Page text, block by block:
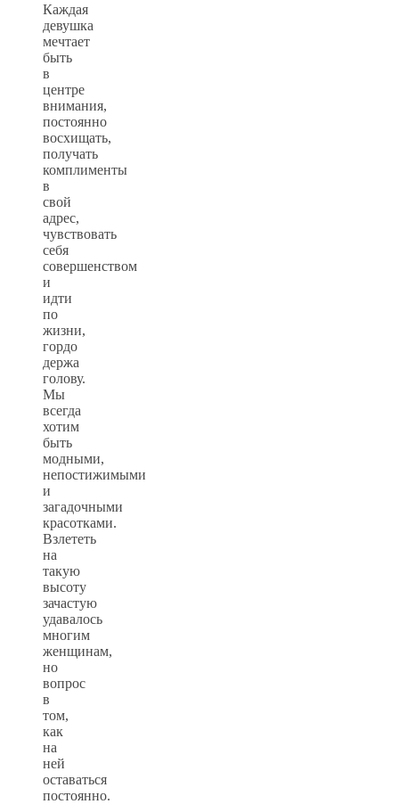
Каждая
девушка
мечтает
быть
в
центре
внимания,
постоянно
восхищать,
получать
комплименты
в
свой
адрес,
чувствовать
себя
совершенством
и
идти
по
жизни,
гордо
держа
голову.
Мы
всегда
хотим
быть
модными,
непостижимыми
и
загадочными
красотками.
Взлететь
на
такую
высоту
зачастую
удавалось
многим
женщинам,
но
вопрос
в
том,
как
на
ней
оставаться
постоянно.